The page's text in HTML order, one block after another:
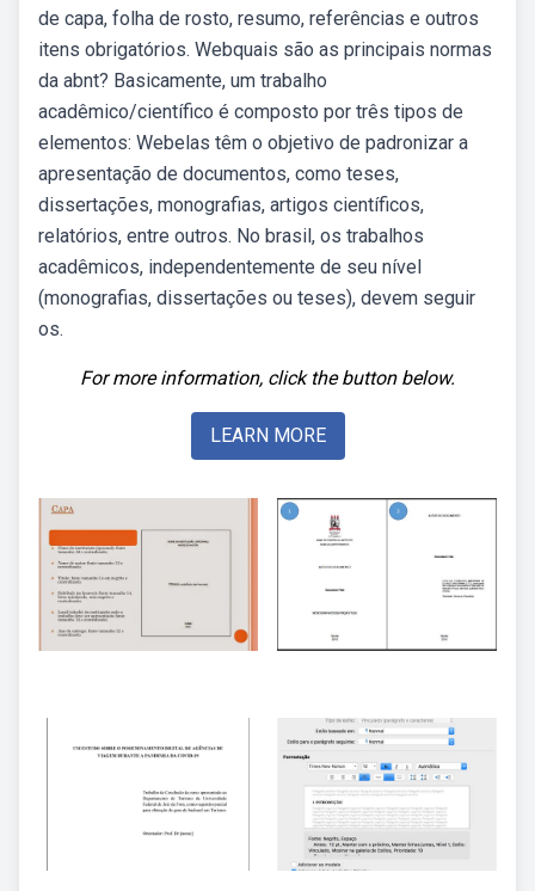
de capa, folha de rosto, resumo, referências e outros
itens obrigatórios. Webquais são as principais normas
da abnt? Basicamente, um trabalho
acadêmico/científico é composto por três tipos de
elementos: Webelas têm o objetivo de padronizar a
apresentação de documentos, como teses,
dissertações, monografias, artigos científicos,
relatórios, entre outros. No brasil, os trabalhos
acadêmicos, independentemente de seu nível
(monografias, dissertações ou teses), devem seguir
os.
For more information, click the button below.
LEARN MORE